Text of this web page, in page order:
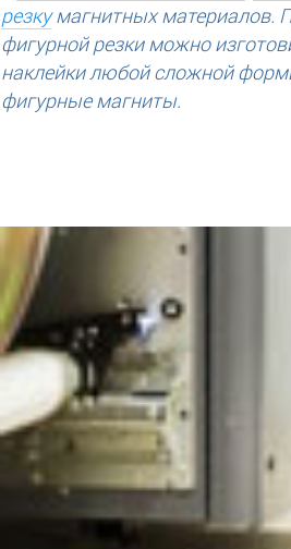
резкумагнитных материалов.
фигурной резки можно
наклейки любой сложной
фигурные магниты.